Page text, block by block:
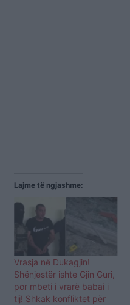
Lajme të ngjashme:
Vrasja në Dukagjin!
Shënjestër ishte Gjin Guri,
por mbeti i vrarë babai i
tij! Shkak konfliktet për